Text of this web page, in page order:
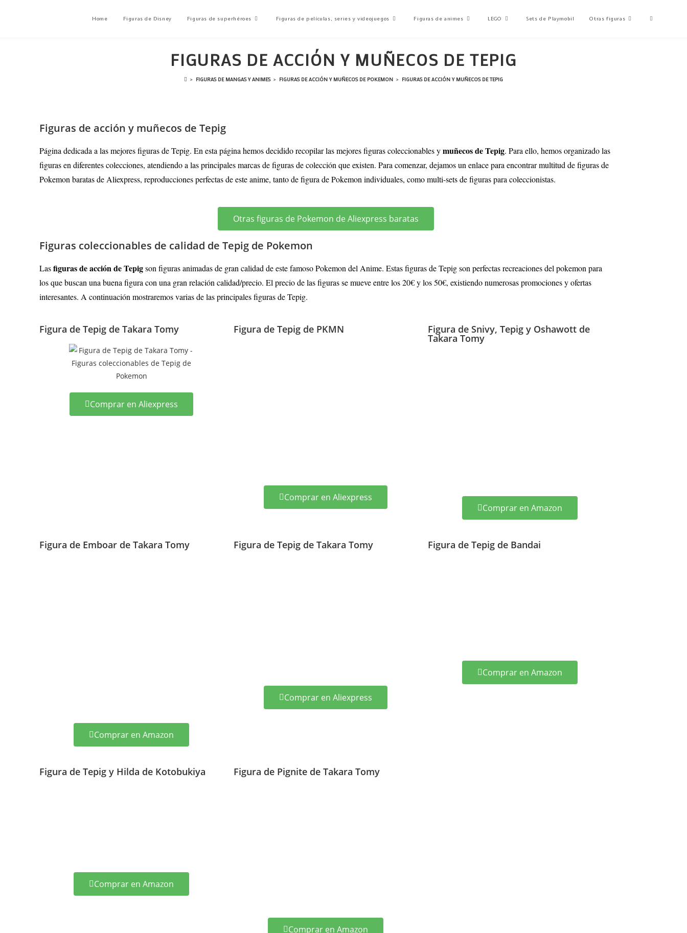
Home Figuras de Disney Figuras de superhéroes Figuras de películas, series y videojuegos Figuras de animes LEGO Sets de Playmobil Otras figuras
FIGURAS DE ACCIÓN Y MUÑECOS DE TEPIG
> FIGURAS DE MANGAS Y ANIMES > FIGURAS DE ACCIÓN Y MUÑECOS DE POKEMON > FIGURAS DE ACCIÓN Y MUÑECOS DE TEPIG
Figuras de acción y muñecos de Tepig
Página dedicada a las mejores figuras de Tepig. En esta página hemos decidido recopilar las mejores figuras coleccionables ymuñecos de Tepig. Para ello, hemos organizado las
figuras en diferentes colecciones, atendiendo a las principales marcas de figuras de colección que existen. Para comenzar, dejamos un enlace para encontrar multitud de figuras de
Pokemon baratas de Aliexpress, reproducciones perfectas de este anime, tanto de figura de Pokemon individuales, como multi-sets de figuras para coleccionistas.
Otras figuras de Pokemon de Aliexpress baratas
Figuras coleccionables de calidad de Tepig de Pokemon
Lasfiguras de acción de Tepigson figuras animadas de gran calidad de este famoso Pokemon del Anime. Estas figuras de Tepig son perfectas recreaciones del pokemon para
los que buscan una buena figura con una gran relación calidad/precio. El precio de las figuras se mueve entre los 20€ y los 50€, existiendo numerosas promociones y ofertas
interesantes. A continuación mostraremos varias de las principales figuras de Tepig.
Figura de Tepig de Takara Tomy
Comprar en Aliexpress
Figura de Tepig de PKMN
Comprar en Aliexpress
Figura de Snivy, Tepig y Oshawott de
Takara Tomy
Comprar en Amazon
Figura de Emboar de Takara Tomy
Comprar en Amazon
Figura de Tepig de Takara Tomy
Comprar en Aliexpress
Figura de Tepig de Bandai
Comprar en Amazon
Figura de Tepig y Hilda de Kotobukiya
Comprar en Amazon
Figura de Pignite de Takara Tomy
Comprar en Amazon